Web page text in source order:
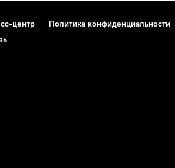
центр Политика конфиденциальности